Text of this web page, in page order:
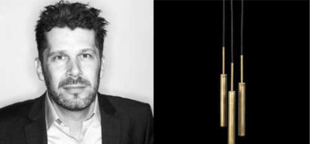
Design
Trädgård
Video
Inredning
Livsstil
Resor
Mat & Dryck
Influencers